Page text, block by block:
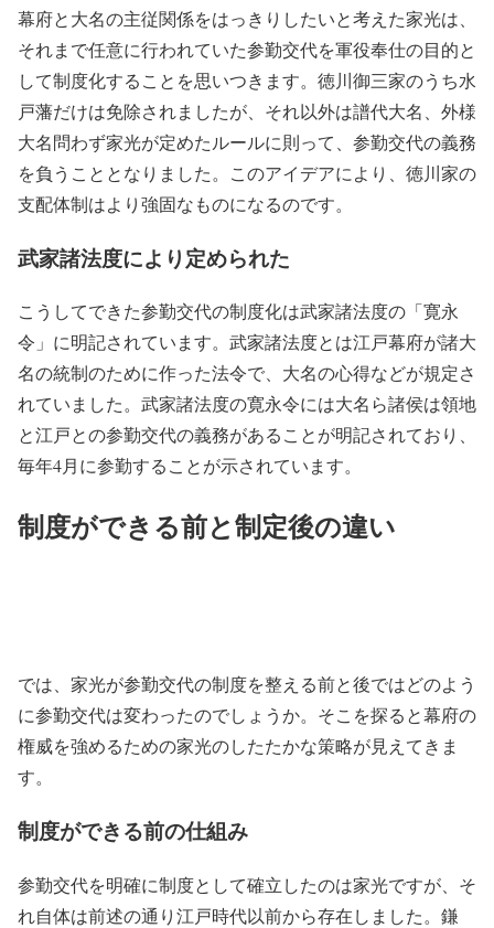
幕府と大名の主従関係をはっきりしたいと考えた家光は、
それまで任意に行われていた参勤交代を軍役奉仕の目的と
して制度化することを思いつきます。徳川御三家のうち水
戸藩だけは免除されましたが、それ以外は譜代大名、外様
大名問わず家光が定めたルールに則って、参勤交代の義務
を負うこととなりました。このアイデアにより、徳川家の
支配体制はより強固なものになるのです。
武家諸法度により定められた
こうしてできた参勤交代の制度化は武家諸法度の「寛永
令」に明記されています。武家諸法度とは江戸幕府が諸大
名の統制のために作った法令で、大名の心得などが規定さ
れていました。武家諸法度の寛永令には大名ら諸侯は領地
と江戸との参勤交代の義務があることが明記されており、
毎年4月に参勤することが示されています。
制度ができる前と制定後の違い
では、家光が参勤交代の制度を整える前と後ではどのよう
に参勤交代は変わったのでしょうか。そこを探ると幕府の
権威を強めるための家光のしたたかな策略が見えてきま
す。
制度ができる前の仕組み
参勤交代を明確に制度として確立したのは家光ですが、そ
れ自体は前述の通り江戸時代以前から存在しました。鎌